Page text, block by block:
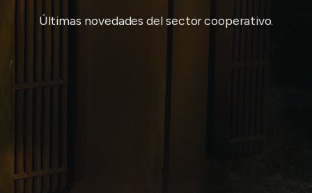
Últimas novedades del sector cooperativo.